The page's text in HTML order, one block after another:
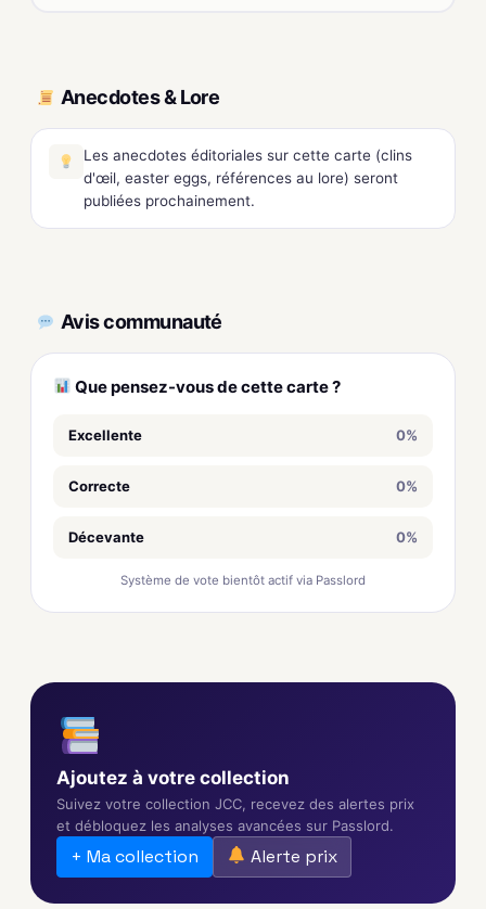
Anecdotes & Lore
Les anecdotes éditoriales sur cette carte (clins
d'œil, easter eggs, références au lore) seront
publiées prochainement.
Avis communauté
Que pensez-vous de cette carte ?
Excellente 0%
Correcte 0%
Décevante 0%
Système de vote bientôt actif via Passlord
Ajoutez à votre collection
Suivez votre collection JCC, recevez des alertes prix
et débloquez les analyses avancées sur Passlord.
+ Ma collection Alerte prix